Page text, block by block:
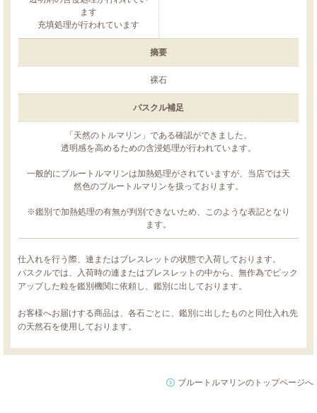
ます
充填処理が行われています
摘要
裸石
パスクル補足
「天然のトルマリン」である確認ができました。
透明感を高めるための含浸処理が行われています。
一般的にブルートルマリンは加熱処理がされていますが、当店では天
然色のブルートルマリンを扱っております。
※鑑別で加熱処理の有無が判別できないため、このような表記となり
ます。
仕入れを行う際、連またはブレスレットの状態で入荷しております。
パスクルでは、入荷時の連またはブレスレットの中から、無作為でピック
アップした粒を鑑別機関に依頼し、鑑別に出しております。
お客様へお届けする商品は、各石ごとに、鑑別に出したものと同仕入れ先
の天然石を使用しております。
ブルートルマリンのトップページへ